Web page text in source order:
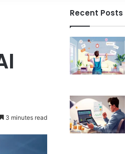
3 minutes read
Recent Posts